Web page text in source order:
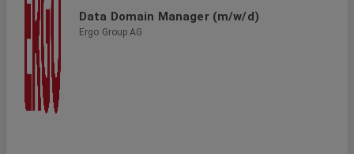
Data Domain Manager (m/w/d)
Ergo Group AG